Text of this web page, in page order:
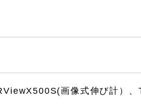
画像式伸び計）、